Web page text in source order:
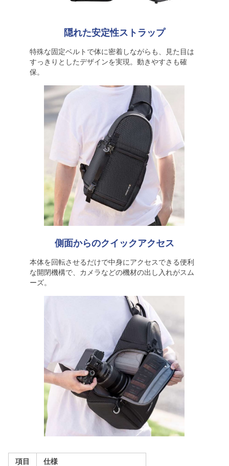
隠れた安定性ストラップ
特殊な固定ベルトで体に密着しながらも、見た目は
すっきりとしたデザインを実現。動きやすさも確
保。
側面からのクイックアクセス
本体を回転させるだけで中身にアクセスできる便利
な開閉機構で、カメラなどの機材の出し入れがスム
ーズ。
項目 仕様